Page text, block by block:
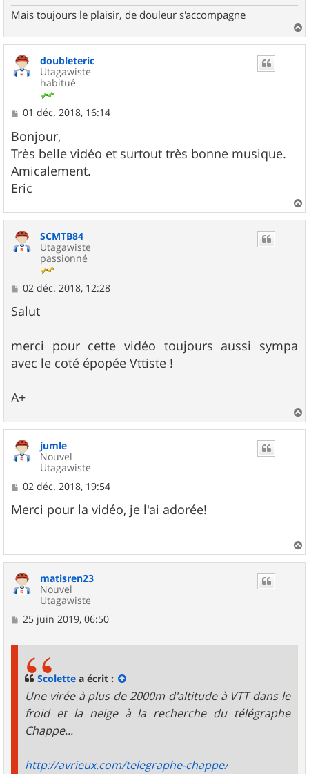
Mais toujours le plaisir, de douleur s'accompagne
a
doubleteric
Utagawiste
habitué
M
s
s
a
g
e
01 déc. 2018, 16:14
Bonjour,
Très belle vidéo et surtout très bonne musique.
Amicalement.
Eric
a
SCMTB84
Utagawiste
passionné
M
s
s
g
e
02 déc. 2018, 12:28
Salut
merci pour cette vidéo toujours aussi sympa
avec le coté épopée Vttiste !
A+
a
jumle
Nouvel
Utagawiste
M
s
s
e
02 déc. 2018, 19:54
Merci pour la vidéo, je l'ai adorée!
a
matisren23
Nouvel
Utagawiste
M
25 juin 2019, 06:50
Scolette a écrit :
Une virée à plus de 2000m d'altitude à VTT dans le
froid et la neige à la recherche du télégraphe
Chappe...
http://avrieux.com/telegraphe-chappe/